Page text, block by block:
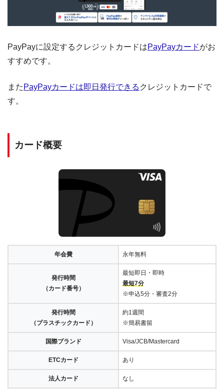
PayPayに設定するクレジットカードはPayPayカードがお
すすめです。
また PayPayカードは即日発行できる クレジットカードで
す。
カード概要
年会費 永年無料
発行時間
（カード番号）
最短即日・即時
最短7分
※申込5分・審査2分
発行時間
（プラスチックカード）
約1週間
※簡易書留
国際ブランド Visa/JCB/Mastercard
ETCカード あり
法人カード なし